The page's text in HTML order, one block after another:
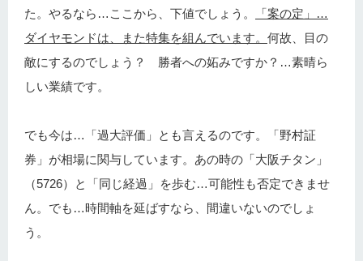
た。やるなら…ここから、下値でしょう。
「案の定」…
ダイヤモンドは、また特集を組んでいます。 何故、目の
敵にするのでしょう？ 勝者への妬みですか？…素晴ら
しい業績です。
でも今は…「過大評価」とも言えるのです。「野村証
券」が相場に関与しています。あの時の「大阪チタン」
（5726）と「同じ経過」を歩む…可能性も否定できませ
ん。でも…時間軸を延ばすなら、間違いないのでしょ
う。